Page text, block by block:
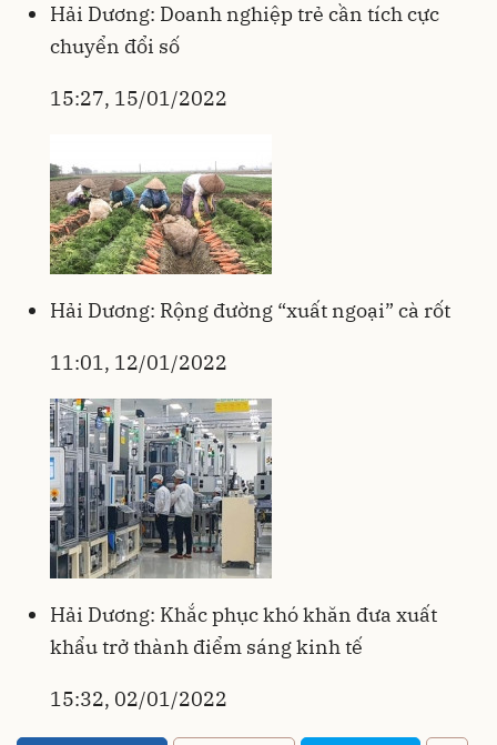
Hải Dương: Doanh nghiệp trẻ cần tích cực
chuyển đổi số
15:27, 15/01/2022
Hải Dương: Rộng đường “xuất ngoại” cà rốt
11:01, 12/01/2022
Hải Dương: Khắc phục khó khăn đưa xuất
khẩu trở thành điểm sáng kinh tế
15:32, 02/01/2022